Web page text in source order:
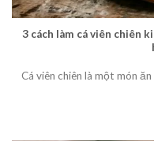
3 cách làm cá viên chiên
Cá viên chiên là một món